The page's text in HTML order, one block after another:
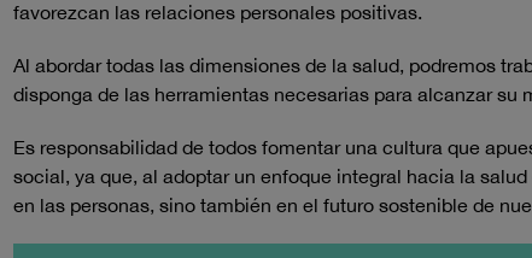
favorezcan las relaciones personales positivas.
Al abordar todas las dimensiones de la salud, podremos
disponga de las herramientas necesarias para alcanzar su
Es responsabilidad de todos fomentar una cultura que
social, ya que, al adoptar un enfoque integral hacia la
en las personas, sino también en el futuro sostenible de